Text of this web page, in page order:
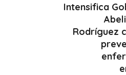
Intensifica
Rodríguez